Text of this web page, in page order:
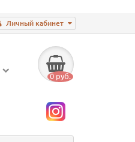
Личный кабинет
0 руб.